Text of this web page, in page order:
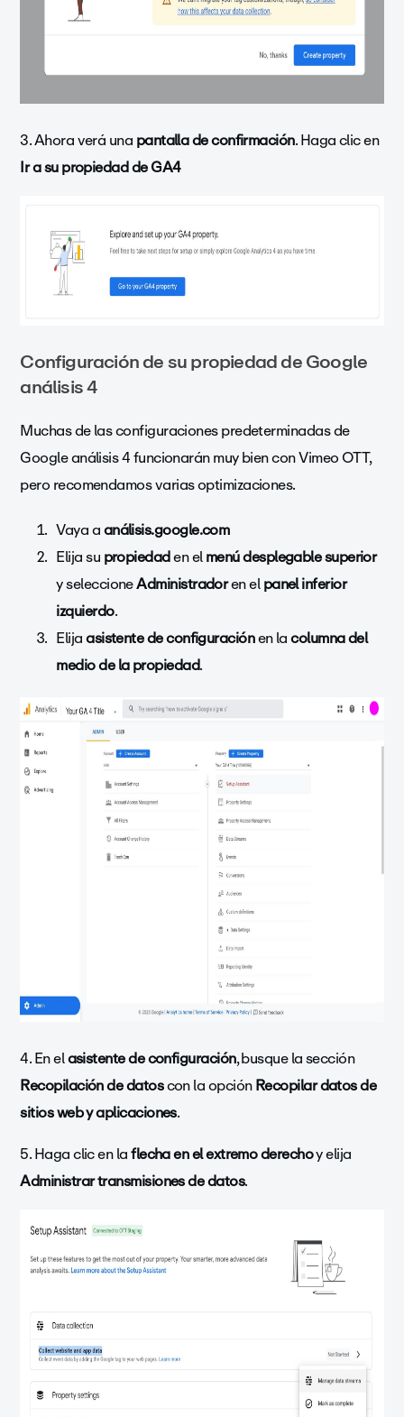
3. Ahora verá unapantalla de confirmación. Haga clic en
Ir a su propiedad de GA4
Configuración de su propiedad de Google
análisis 4
Muchas de las configuraciones predeterminadas de
Google análisis 4 funcionarán muy bien con Vimeo OTT,
pero recomendamos varias optimizaciones.
Vaya aanálisis.google.com
Elija supropiedaden elmenú desplegable superior
y seleccioneAdministradoren elpanel inferior
izquierdo.
Elijaasistente de configuraciónen lacolumna del
medio de la propiedad.
4. En elasistente de configuración, busque la sección
Recopilación de datoscon la opciónRecopilar datos de
sitios web y aplicaciones.
5. Haga clic en laflecha en el extremo derechoy elija
Administrar transmisiones de datos.